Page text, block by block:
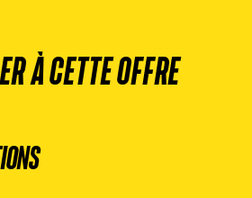
À CETTE OFFRE